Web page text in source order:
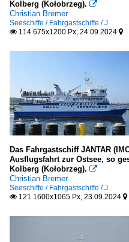
B
V
Segelschiffe
2-Master
F
Unternehmen
Kolberg (Kołobrzeg). 
Christian Bremer
Seeschiffe / Fahrgastschiffe / J
 114 675x1200 Px, 24.09.2024 
Das Fahrgastschiff JANTAR
Ausflugsfahrt zur Ostsee, so
Kolberg (Kołobrzeg). 
Christian Bremer
Seeschiffe / Fahrgastschiffe / J
 121 1600x1065 Px, 23.09.2024 